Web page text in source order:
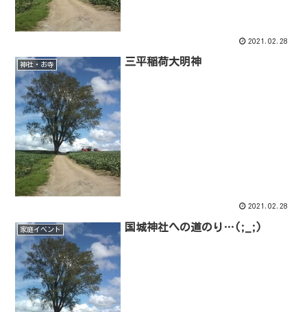
2021.02.28
神社・お寺 三平稲荷大明神
2021.02.28
家庭イベント 国城神社への道のり…(;_;)